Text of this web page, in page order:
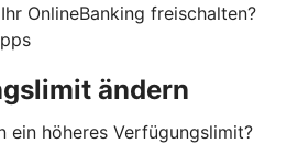
OnlineBanking freischalten?
ändern
ein höheres Verfügungslimit?